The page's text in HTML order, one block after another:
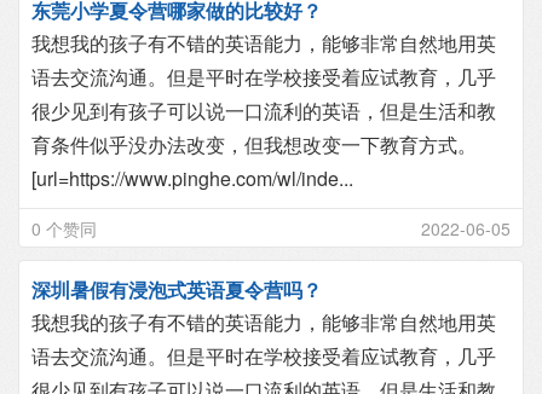
东莞小学夏令营哪家做的比较好？
我想我的孩子有不错的英语能力，能够非常自然地用英
语去交流沟通。但是平时在学校接受着应试教育，几乎
很少见到有孩子可以说一口流利的英语，但是生活和教
育条件似乎没办法改变，但我想改变一下教育方式。
[url=https://www.pinghe.com/wl/inde...
0 个赞同 2022-06-05
深圳暑假有浸泡式英语夏令营吗？
我想我的孩子有不错的英语能力，能够非常自然地用英
语去交流沟通。但是平时在学校接受着应试教育，几乎